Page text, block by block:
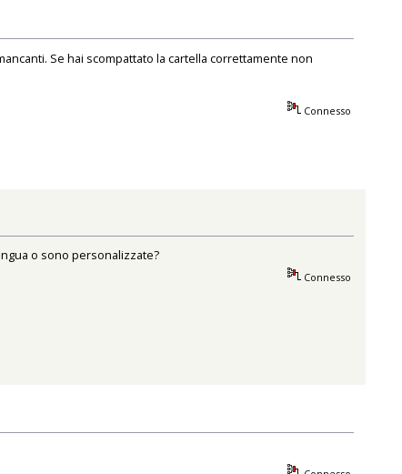
Se hai scompattato la cartella correttamente non
Connesso
o sono personalizzate?
Connesso